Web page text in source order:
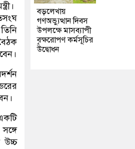
উচ্চ
বড়লেখায়
গণঅভ্যুত্থান দিবস
উপলক্ষে মাসব্যাপী
বৃক্ষরোপণ কর্মসূচির
উদ্বোধন